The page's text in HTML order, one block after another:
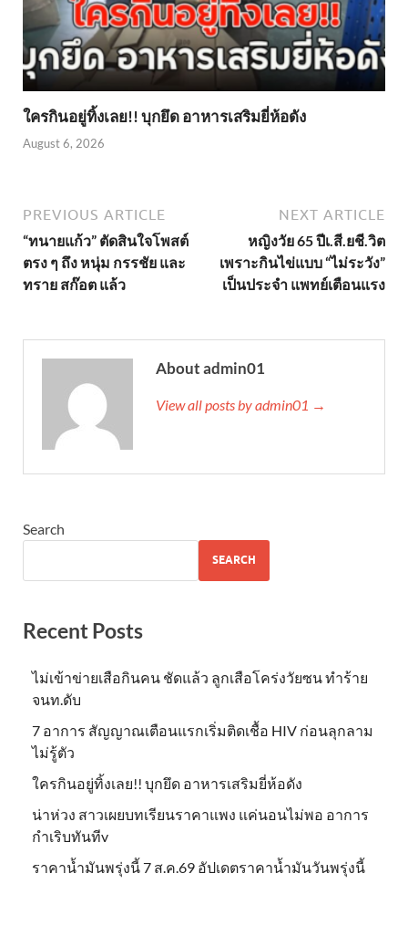
ใครกินอยู่ทิ้งเลย!! บุกยึด อาหารเสริมยี่ห้อดัง
August 6, 2026
PREVIOUS ARTICLE
“ทนายแก้ว” ตัดสินใจโพสต์
ตรง ๆ ถึง หนุ่ม กรรชัย และ
ทราย สก๊อต แล้ว
NEXT ARTICLE
หญิงวัย 65 ปีเ.สี.ยชี.วิต
เพราะกินไข่แบบ “ไม่ระวัง”
เป็นประจำ แพทย์เตือนแรง
About admin01
View all posts by admin01 →
Search
SEARCH
Recent Posts
ไม่เข้าข่าย​เสือกินคน ชัดแล้ว ลูกเสือโคร่งวัยซน ทำร้าย
จนท.ดับ
7 อาการ สัญญาณเตือนแรกเริ่มติดเชื้อ HIV ก่อนลุกลาม
ไม่รู้ตัว
ใครกินอยู่ทิ้งเลย!! บุกยึด อาหารเสริมยี่ห้อดัง
น่าห่วง สาวเผยบทเรียนราคาแพง แค่นอนไม่พอ อาการ
กำเริบทันทีv
ราคาน้ำมันพรุ่งนี้ 7 ส.ค.69 อัปเดตราคาน้ำมันวันพรุ่งนี้